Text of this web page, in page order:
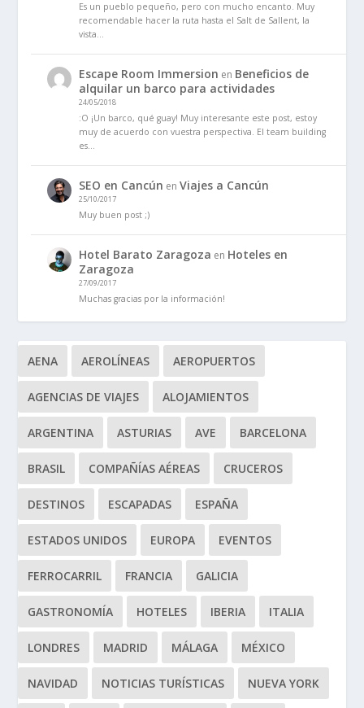
Es un pueblo pequeño, pero con mucho encanto. Muy
recomendable hacer la ruta hasta el Salt de Sallent, la
vista…
Escape Room Immersion en Beneficios de
alquilar un barco para actividades
24/05/2018
:O ¡Un barco, qué guay! Muy interesante este post, estoy
muy de acuerdo con vuestra perspectiva. El team building
es…
SEO en Cancún enViajes a Cancún
25/10/2017
Muy buen post ;)
Hotel Barato Zaragoza en Hoteles en
Zaragoza
27/09/2017
Muchas gracias por la información!
AENA AEROLÍNEAS AEROPUERTOS
AGENCIAS DE VIAJES ALOJAMIENTOS
ARGENTINA ASTURIAS AVE BARCELONA
BRASIL COMPAÑÍAS AÉREAS CRUCEROS
DESTINOS ESCAPADAS ESPAÑA
ESTADOS UNIDOS EUROPA EVENTOS
FERROCARRIL FRANCIA GALICIA
GASTRONOMÍA HOTELES IBERIA ITALIA
LONDRES MADRID MÁLAGA MÉXICO
NAVIDAD NOTICIAS TURÍSTICAS NUEVA YORK